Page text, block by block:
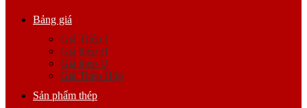
Bảng giá
Giá Thép I
Giá thép H
Giá thép U
Giá Thép Hộp
Sản phẩm thép